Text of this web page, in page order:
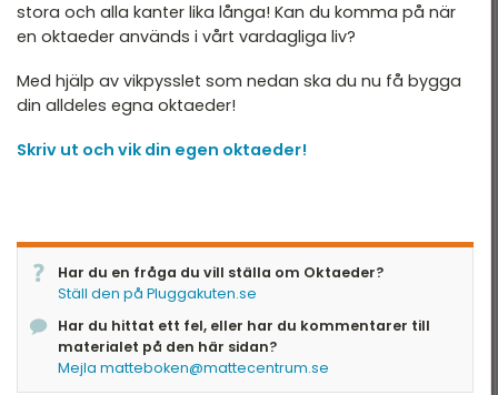
stora och alla kanter lika långa! Kan du komma på när
en oktaeder används i vårt vardagliga liv?
Med hjälp av vikpysslet som nedan ska du nu få bygga
din alldeles egna oktaeder!
Skriv ut och vik din egen oktaeder!
Har du en fråga du vill ställa om Oktaeder?
Ställ den på Pluggakuten.se
Har du hittat ett fel, eller har du kommentarer till
materialet på den här sidan?
Mejla matteboken@mattecentrum.se